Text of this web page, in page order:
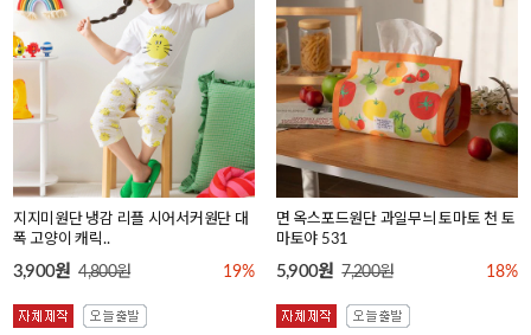
지지미원단 냉감 리플 시어서커원단 대
폭 고양이 캐릭..
3,900원 4,800원 19%
면 옥스포드원단 과일무늬 토마토 천 토
마토야 531
5,900원 7,200원 18%